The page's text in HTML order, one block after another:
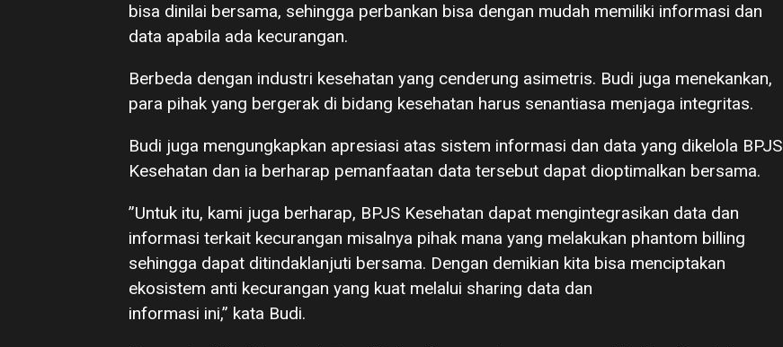
bisa dinilai bersama, sehingga perbankan bisa dengan mudah memiliki informasi dan
data apabila ada kecurangan.
Berbeda dengan industri kesehatan yang cenderung asimetris. Budi juga menekankan,
para pihak yang bergerak di bidang kesehatan harus senantiasa menjaga integritas.
Budi juga mengungkapkan apresiasi atas sistem informasi dan data yang dikelola BPJS
Kesehatan dan ia berharap pemanfaatan data tersebut dapat dioptimalkan bersama.
”Untuk itu, kami juga berharap, BPJS Kesehatan dapat mengintegrasikan data dan
informasi terkait kecurangan misalnya pihak mana yang melakukan phantom billing
sehingga dapat ditindaklanjuti bersama. Dengan demikian kita bisa menciptakan
ekosistem anti kecurangan yang kuat melalui sharing data dan
informasi ini,” kata Budi.